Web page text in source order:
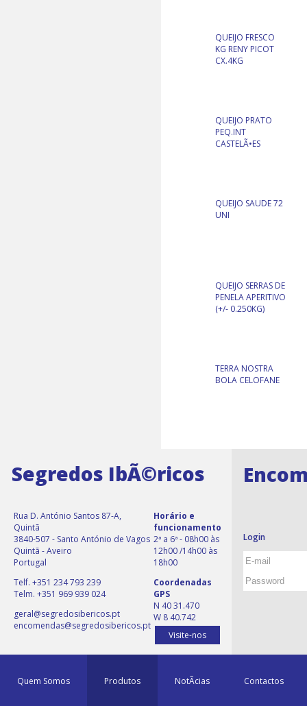
QUEIJO FRESCO
KG RENY PICOT
CX.4KG
QUEIJO PRATO
PEQ.INT
CASTELÃ•ES
QUEIJO SAUDE 72
UNI
QUEIJO SERRAS DE
PENELA APERITIVO
(+/- 0.250KG)
TERRA NOSTRA
BOLA CELOFANE
Segredos IbÃ©ricos
Rua D. António Santos 87-A,
Quintã
3840-507 - Santo António de Vagos
Quintã - Aveiro
Portugal
Telf. +351 234 793 239
Telm. +351 969 939 024
geral@segredosibericos.pt
encomendas@segredosibericos.pt
Horário e
funcionamento
2ª a 6ª - 08h00 às
12h00 /14h00 às
18h00
Coordenadas
GPS
N 40 31.470
W 8 40.742
Visite-nos
Login
Quem Somos Produtos NotÃ­cias Contactos